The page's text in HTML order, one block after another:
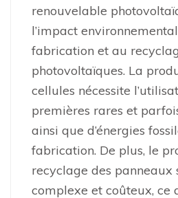
renouvelable
l’impact
fabrication et au
photovoltaïques. La
cellules nécessite
premières rares et
ainsi que d’énergies
fabrication. De plus, le
recyclage des panneaux
complexe et coûteux, ce